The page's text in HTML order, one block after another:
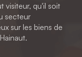
visiteur, qu'il soit
secteur
sur les biens de